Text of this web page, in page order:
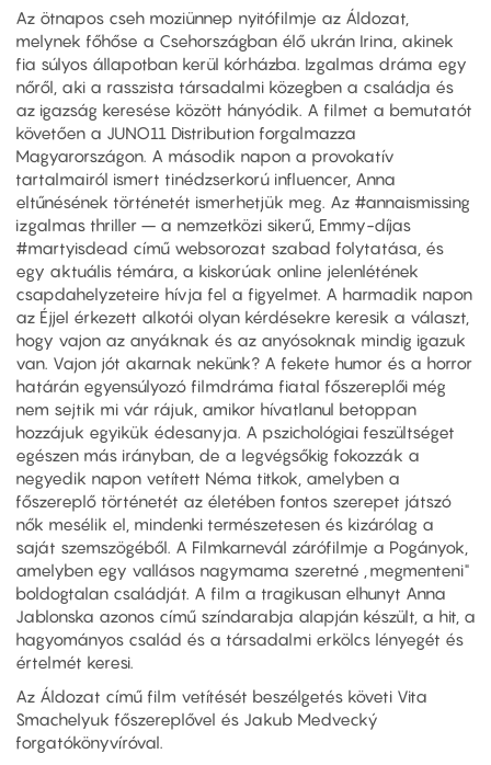
Az ötnapos cseh moziünnep nyitófilmje az Áldozat,
melynek főhőse a Csehországban élő ukrán Irina, akinek
fia súlyos állapotban kerül kórházba. Izgalmas dráma egy
nőről, aki a rasszista társadalmi közegben a családja és
az igazság keresése között hányódik. A filmet a bemutatót
követően a JUNO11 Distribution forgalmazza
Magyarországon. A második napon a provokatív
tartalmairól ismert tinédzserkorú influencer, Anna
eltűnésének történetét ismerhetjük meg. Az #annaismissing
izgalmas thriller – a nemzetközi sikerű, Emmy-díjas
#martyisdead című websorozat szabad folytatása, és
egy aktuális témára, a kiskorúak online jelenlétének
csapdahelyzeteire hívja fel a figyelmet. A harmadik napon
az Éjjel érkezett alkotói olyan kérdésekre keresik a választ,
hogy vajon az anyáknak és az anyósoknak mindig igazuk
van. Vajon jót akarnak nekünk? A fekete humor és a horror
határán egyensúlyozó filmdráma fiatal főszereplői még
nem sejtik mi vár rájuk, amikor hívatlanul betoppan
hozzájuk egyikük édesanyja. A pszichológiai feszültséget
egészen más irányban, de a legvégsőkig fokozzák a
negyedik napon vetített Néma titkok, amelyben a
főszereplő történetét az életében fontos szerepet játszó
nők mesélik el, mindenki természetesen és kizárólag a
saját szemszögéből. A Filmkarnevál zárófilmje a Pogányok,
amelyben egy vallásos nagymama szeretné „megmenteni"
boldogtalan családját. A film a tragikusan elhunyt Anna
Jablonska azonos című színdarabja alapján készült, a hit, a
hagyományos család és a társadalmi erkölcs lényegét és
értelmét keresi.
Az Áldozat című film vetítését beszélgetés követi Vita
Smachelyuk főszereplővel és Jakub Medvecký
forgatókönyvíróval.